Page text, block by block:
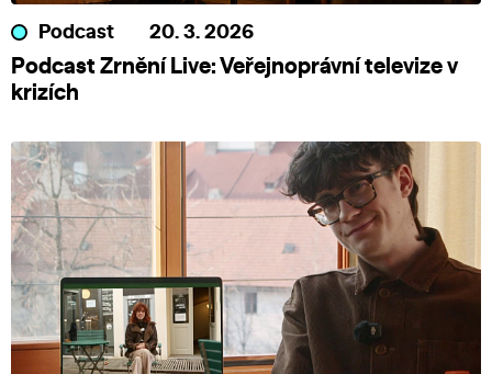
Podcast 20. 3. 2026
Podcast Zrnění Live: Veřejnoprávní televize v
krizích